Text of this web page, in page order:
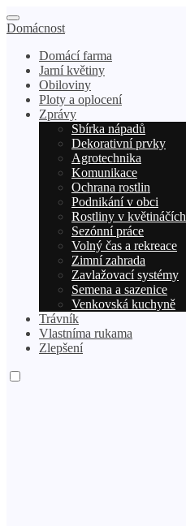
Domácnost
Domácí farma
Jarní květiny
Obiloviny
Ploty a oplocení
Zprávy
Sbírka nápadů
Dekorativní prvky
Agrotechnika
Komunikace
Ochrana rostlin
Podnikání v obci
Rostliny v květináčích
Sezónní práce
Volný čas a rekreace
Zimní zahrada
Zavlažovací systémy
Semena a sazenice
Venkovská kuchyně
Trávník
Vlastníma rukama
Zlepšení